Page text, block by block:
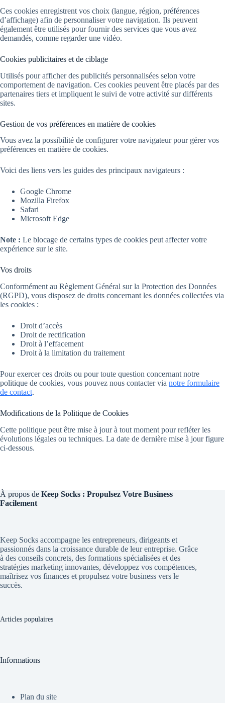
Ces cookies enregistrent vos choix (langue, région, préférences
d’affichage) afin de personnaliser votre navigation. Ils peuvent
également être utilisés pour fournir des services que vous avez
demandés, comme regarder une vidéo.
Cookies publicitaires et de ciblage
Utilisés pour afficher des publicités personnalisées selon votre
comportement de navigation. Ces cookies peuvent être placés par des
partenaires tiers et impliquent le suivi de votre activité sur différents
sites.
Gestion de vos préférences en matière de cookies
Vous avez la possibilité de configurer votre navigateur pour gérer vos
préférences en matière de cookies.
Voici des liens vers les guides des principaux navigateurs :
Google Chrome
Mozilla Firefox
Safari
Microsoft Edge
Note : Le blocage de certains types de cookies peut affecter votre
expérience sur le site.
Vos droits
Conformément au Règlement Général sur la Protection des Données
(RGPD), vous disposez de droits concernant les données collectées via
les cookies :
Droit d’accès
Droit de rectification
Droit à l’effacement
Droit à la limitation du traitement
Pour exercer ces droits ou pour toute question concernant notre
politique de cookies, vous pouvez nous contacter via notre formulaire
de contact.
Modifications de la Politique de Cookies
Cette politique peut être mise à jour à tout moment pour refléter les
évolutions légales ou techniques. La date de dernière mise à jour figure
ci-dessous.
À propos de Keep Socks : Propulsez Votre Business
Facilement
Keep Socks accompagne les entrepreneurs, dirigeants et
passionnés dans la croissance durable de leur entreprise. Grâce
à des conseils concrets, des formations spécialisées et des
stratégies marketing innovantes, développez vos compétences,
maîtrisez vos finances et propulsez votre business vers le
succès.
Articles populaires
Informations
Plan du site